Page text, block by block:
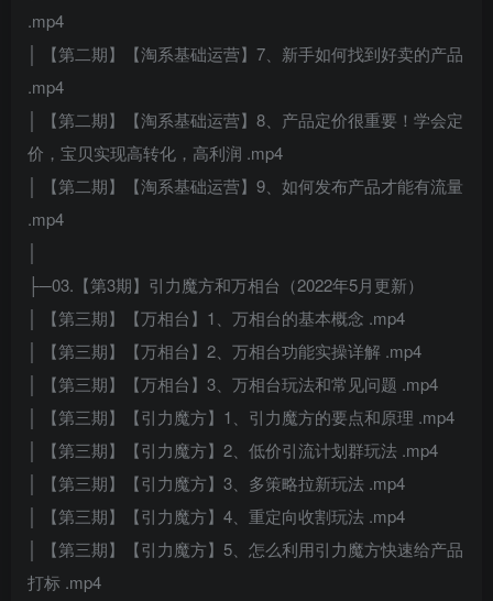
.mp4
│ 【第二期】【淘系基础运营】7、新手如何找到好卖的产品
.mp4
│ 【第二期】【淘系基础运营】8、产品定价很重要！学会定
价，宝贝实现高转化，高利润 .mp4
│ 【第二期】【淘系基础运营】9、如何发布产品才能有流量
.mp4
├─03.【第3期】引力魔方和万相台（2022年5月更新）
│ 【第三期】【万相台】1、万相台的基本概念 .mp4
│ 【第三期】【万相台】2、万相台功能实操详解 .mp4
│ 【第三期】【万相台】3、万相台玩法和常见问题 .mp4
│ 【第三期】【引力魔方】1、引力魔方的要点和原理 .mp4
│ 【第三期】【引力魔方】2、低价引流计划群玩法 .mp4
│ 【第三期】【引力魔方】3、多策略拉新玩法 .mp4
│ 【第三期】【引力魔方】4、重定向收割玩法 .mp4
│ 【第三期】【引力魔方】5、怎么利用引力魔方快速给产品
打标 .mp4